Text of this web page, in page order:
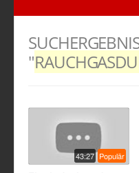
ARTIKEL
KONTAKT
"
43:27 Populär